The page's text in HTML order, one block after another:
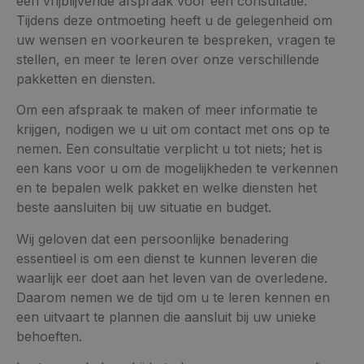
Tijdens deze ontmoeting heeft u de gelegenheid om
uw wensen en voorkeuren te bespreken, vragen te
stellen, en meer te leren over onze verschillende
pakketten en diensten.
Om een afspraak te maken of meer informatie te
krijgen, nodigen we u uit om contact met ons op te
nemen. Een consultatie verplicht u tot niets; het is
een kans voor u om de mogelijkheden te verkennen
en te bepalen welk pakket en welke diensten het
beste aansluiten bij uw situatie en budget.
Wij geloven dat een persoonlijke benadering
essentieel is om een dienst te kunnen leveren die
waarlijk eer doet aan het leven van de overledene.
Daarom nemen we de tijd om u te leren kennen en
een uitvaart te plannen die aansluit bij uw unieke
behoeften.